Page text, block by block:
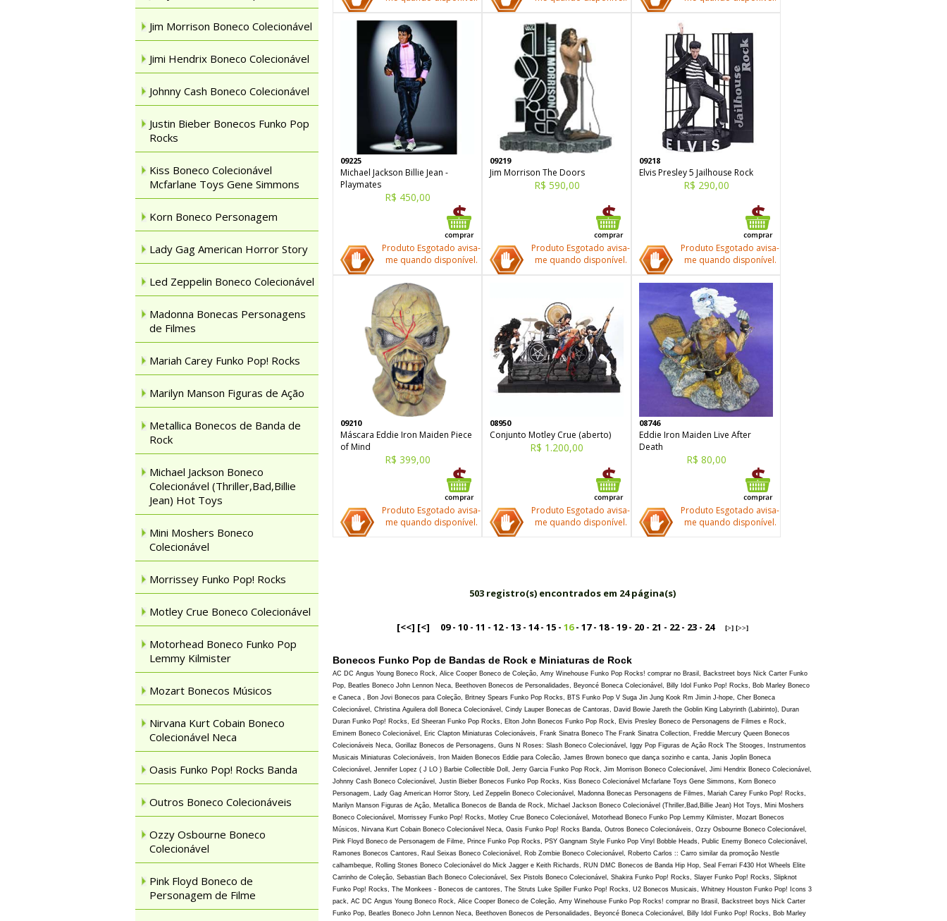
Jim Morrison Boneco Colecionável
Jimi Hendrix Boneco Colecionável
Johnny Cash Boneco Colecionável
Justin Bieber Bonecos Funko Pop
Rocks
Kiss Boneco Colecionável
Mcfarlane Toys Gene Simmons
Korn Boneco Personagem
Lady Gag American Horror Story
Led Zeppelin Boneco Colecionável
Madonna Bonecas Personagens
de Filmes
Mariah Carey Funko Pop! Rocks
Marilyn Manson Figuras de Ação
Metallica Bonecos de Banda de
Rock
Michael Jackson Boneco
Colecionável (Thriller,Bad,Billie
Jean) Hot Toys
Mini Moshers Boneco
Colecionável
Morrissey Funko Pop! Rocks
Motley Crue Boneco Colecionável
Motorhead Boneco Funko Pop
Lemmy Kilmister
Mozart Bonecos Músicos
Nirvana Kurt Cobain Boneco
Colecionável Neca
Oasis Funko Pop! Rocks Banda
Outros Boneco Colecionáveis
Ozzy Osbourne Boneco
Colecionável
Pink Floyd Boneco de
Personagem de Filme
09225
Michael Jackson Billie Jean -
Playmates
R$ 450,00
Produto Esgotado avisa-
me quando disponível.
09219
Jim Morrison The Doors
R$ 590,00
Produto Esgotado avisa-
me quando disponível.
09218
Elvis Presley 5 Jailhouse Rock
R$ 290,00
Produto Esgotado avisa-
me quando disponível.
09210
Máscara Eddie Iron Maiden Piece
of Mind
R$ 399,00
Produto Esgotado avisa-
me quando disponível.
08950
Conjunto Motley Crue (aberto)
R$ 1.200,00
Produto Esgotado avisa-
me quando disponível.
08746
Eddie Iron Maiden Live After
Death
R$ 80,00
Produto Esgotado avisa-
me quando disponível.
503 registro(s) encontrados em 24 página(s)
[<<] [<] 09 - 10 - 11 - 12 - 13 - 14 - 15 - 16 - 17 - 18 - 19 - 20 - 21 - 22 - 23 - 24 [>] [>>]
Bonecos Funko Pop de Bandas de Rock e Miniaturas de Rock
AC DC Angus Young Boneco Rock, Alice Cooper Boneco de Coleção, Amy Winehouse Funko Pop Rocks! comprar no Brasil, Backstreet boys Nick Carter Funko
Pop, Beatles Boneco John Lennon Neca, Beethoven Bonecos de Personalidades, Beyoncé Boneca Colecionável, Billy Idol Funko Pop! Rocks, Bob Marley Boneco
e Caneca , Bon Jovi Bonecos para Coleção, Britney Spears Funko Pop Rocks, BTS Funko Pop V Suga Jin Jung Kook Rm Jimin J-hope, Cher Boneca
Colecionável, Christina Aguilera doll Boneca Colecionável, Cindy Lauper Bonecas de Cantoras, David Bowie Jareth the Goblin King Labyrinth (Labirinto), Duran
Duran Funko Pop! Rocks, Ed Sheeran Funko Pop Rocks, Elton John Bonecos Funko Pop Rock, Elvis Presley Boneco de Personagens de Filmes e Rock,
Eminem Boneco Colecionável, Eric Clapton Miniaturas Colecionáveis, Frank Sinatra Boneco The Frank Sinatra Collection, Freddie Mercury Queen Bonecos
Colecionáveis Neca, Gorillaz Bonecos de Personagens, Guns N Roses: Slash Boneco Colecionável, Iggy Pop Figuras de Ação Rock The Stooges, Instrumentos
Musicais Miniaturas Colecionáveis, Iron Maiden Bonecos Eddie para Colecão, James Brown boneco que dança sozinho e canta, Janis Joplin Boneca
Colecionável, Jennifer Lopez ( J LO ) Barbie Collectible Doll, Jerry Garcia Funko Pop Rock, Jim Morrison Boneco Colecionável, Jimi Hendrix Boneco Colecionável,
Johnny Cash Boneco Colecionável, Justin Bieber Bonecos Funko Pop Rocks, Kiss Boneco Colecionável Mcfarlane Toys Gene Simmons, Korn Boneco
Personagem, Lady Gag American Horror Story, Led Zeppelin Boneco Colecionável, Madonna Bonecas Personagens de Filmes, Mariah Carey Funko Pop! Rocks,
Marilyn Manson Figuras de Ação, Metallica Bonecos de Banda de Rock, Michael Jackson Boneco Colecionável (Thriller,Bad,Billie Jean) Hot Toys, Mini Moshers
Boneco Colecionável, Morrissey Funko Pop! Rocks, Motley Crue Boneco Colecionável, Motorhead Boneco Funko Pop Lemmy Kilmister, Mozart Bonecos
Músicos, Nirvana Kurt Cobain Boneco Colecionável Neca, Oasis Funko Pop! Rocks Banda, Outros Boneco Colecionáveis, Ozzy Osbourne Boneco Colecionável,
Pink Floyd Boneco de Personagem de Filme, Prince Funko Pop Rocks, PSY Gangnam Style Funko Pop Vinyl Bobble Heads, Public Enemy Boneco Colecionável,
Ramones Bonecos Cantores, Raul Seixas Boneco Colecionável, Rob Zombie Boneco Colecionável, Roberto Carlos :: Carro similar da promoção Nestle
calhambeque, Rolling Stones Boneco Colecionável do Mick Jagger e Keith Richards, RUN DMC Bonecos de Banda Hip Hop, Seal Ferrari F430 Hot Wheels Elite
Carrinho de Coleção, Sebastian Bach Boneco Colecionável, Sex Pistols Boneco Colecionável, Shakira Funko Pop! Rocks, Slayer Funko Pop! Rocks, Slipknot
Funko Pop! Rocks, The Monkees - Bonecos de cantores, The Struts Luke Spiller Funko Pop! Rocks, U2 Bonecos Musicais, Whitney Houston Funko Pop! Icons 3
pack, AC DC Angus Young Boneco Rock, Alice Cooper Boneco de Coleção, Amy Winehouse Funko Pop Rocks! comprar no Brasil, Backstreet boys Nick Carter
Funko Pop, Beatles Boneco John Lennon Neca, Beethoven Bonecos de Personalidades, Beyoncé Boneca Colecionável, Billy Idol Funko Pop! Rocks, Bob Marley